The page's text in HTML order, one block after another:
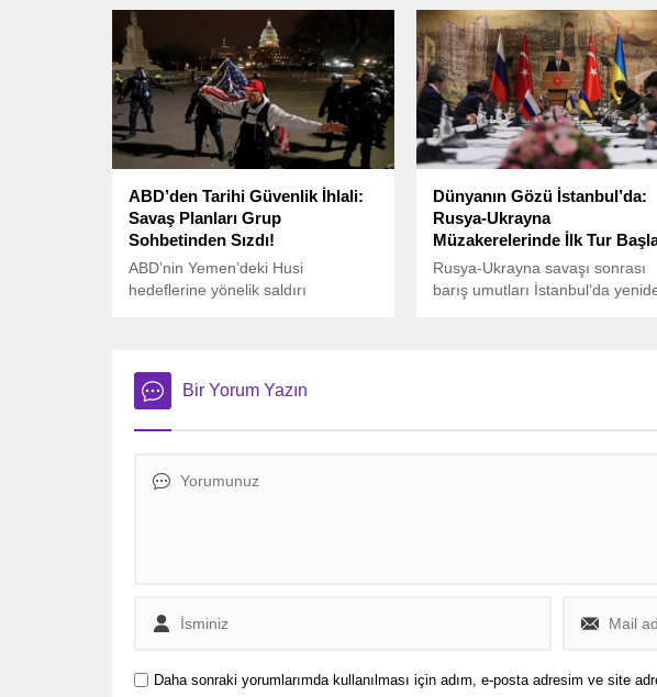
ateşkes planına destek verdiğini
açıkladı.
ABD’den Tarihi Güvenlik İhlali:
Savaş Planları Grup
Sohbetinden Sızdı!
ABD’nin Yemen’deki Husi
hedeflerine yönelik saldırı
durum, Beyaz Saray ve ulusal
güvenlik yetkilileri tarafından
Dünyanın Gözü İstanbul’da:
Rusya-Ukrayna
Müzakerelerinde İlk Tur
Rusya-Ukrayna savaşı sonrası
barış umutları İstanbul’da
Bir Yorum Yazın
Daha sonraki yorumlarımda kullanılması için adım, e-posta adresim ve site